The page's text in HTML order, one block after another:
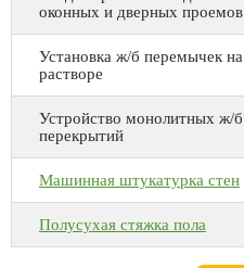
оконных и дверных проемов
Установка ж/б перемычек на
растворе
Устройство монолитных ж/б
перекрытий
Машинная штукатурка стен
Полусухая стяжка пола